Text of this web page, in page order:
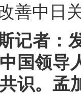
善中日
记者：
国领导
识。孟